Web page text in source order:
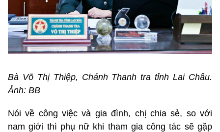
Bà Võ Thị Thiệp, Chánh Thanh tra tỉnh Lai Châu.
Ảnh: BB
Nói về công việc và gia đình, chị chia sẻ, so với
nam giới thì phụ nữ khi tham gia công tác sẽ gặp